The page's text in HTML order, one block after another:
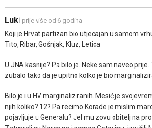
Luki prije više od 6 godina
Koji je Hrvat partizan bio utjecajan u samom
Tito, Ribar, Gošnjak, Kluz, Letica
U JNA kasnije? Pa bilo je. Neke sam naveo prije.
zubalo tako da je upitno kolko je bio
Bilo je i u HV marginaliziranih. Mesić je
njih koliko? 12? Pa recimo Korade je mislim
pojavljuje u Generalu? Jel mu zovu obitelj na